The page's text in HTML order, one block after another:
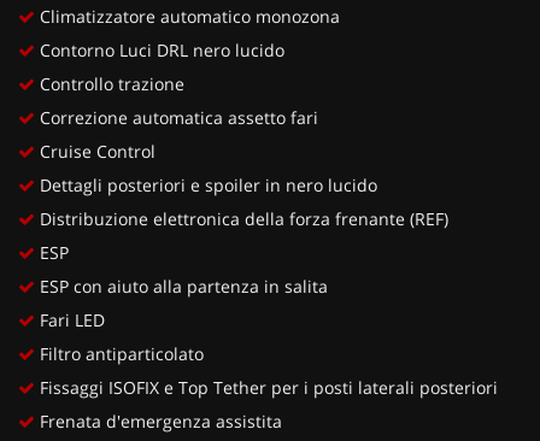
Climatizzatore automatico monozona
Contorno Luci DRL nero lucido
Controllo trazione
Correzione automatica assetto fari
Cruise Control
Dettagli posteriori e spoiler in nero lucido
Distribuzione elettronica della forza frenante (REF)
ESP
ESP con aiuto alla partenza in salita
Fari LED
Filtro antiparticolato
Fissaggi ISOFIX e Top Tether per i posti laterali posteriori
Frenata d'emergenza assistita